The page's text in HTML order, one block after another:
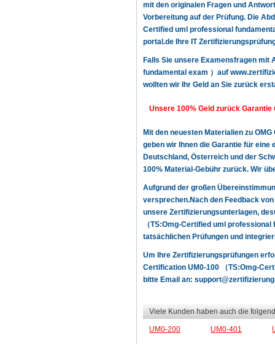
mit den originalen Fragen und
Vorbereitung auf der Prüfung. Die
Certified uml professional
portal.de Ihre IT
Falls Sie unsere Examensfragen mit
fundamental exam ）auf
wollten wir Ihr Geld an Sie zurück
Unsere 100% Geld zurück
Mit den neuesten Materialien zu
geben wir Ihnen die Garantie für
Deutschland, Österreich und der
100% Material-Gebühr zurück. Wir
Aufgrund der großen
versprechen.Nach den Feedback
unsere Zertifizierungsunterlagen,
（TS:Omg-Certified uml
tatsächlichen Prüfungen und
Um Ihre Zertifizierungsprüfungen
Certification UM0-100 （TS:Omg-
bitte Email an:
Viele Kunden haben auch die
UM0-200 UM0-401